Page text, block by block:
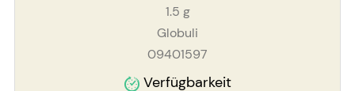
1.5 g
Globuli
09401597
Verfügbarkeit